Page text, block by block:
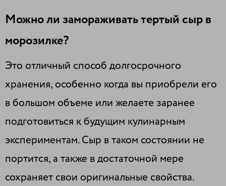
Можно ли замораживать тертый сыр в
морозилке?
Это отличный способ долгосрочного
хранения, особенно когда вы приобрели его
в большом объеме или желаете заранее
подготовиться к будущим кулинарным
экспериментам. Сыр в таком состоянии не
портится, а также в достаточной мере
сохраняет свои оригинальные свойства.